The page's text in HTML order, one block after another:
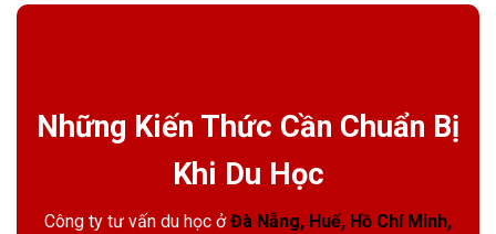
Những Kiến Thức Cần Chuẩn Bị
Khi Du Học
Công ty tư vấn du học ởĐà Nẵng, Huế, Hồ Chí Minh,